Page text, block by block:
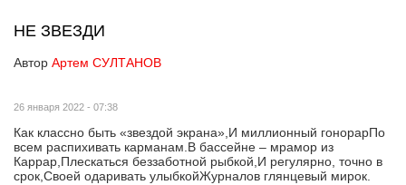
НЕ ЗВЕЗДИ
Автор Артем СУЛТАНОВ
26 января 2022 - 07:38
Как классно быть «звездой экрана»,И миллионный гонорарПо
всем распихивать карманам.В бассейне – мрамор из
Каррар,Плескаться беззаботной рыбкой,И регулярно, точно в
срок,Своей одаривать улыбкойЖурналов глянцевый мирок.